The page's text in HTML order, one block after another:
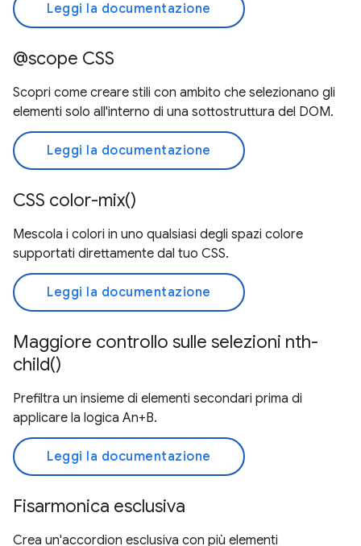
Leggi la documentazione
@scope CSS
Scopri come creare stili con ambito che selezionano gli
elementi solo all'interno di una sottostruttura del DOM.
Leggi la documentazione
CSS color-mix()
Mescola i colori in uno qualsiasi degli spazi colore
supportati direttamente dal tuo CSS.
Leggi la documentazione
Maggiore controllo sulle selezioni nth-
child()
Prefiltra un insieme di elementi secondari prima di
applicare la logica An+B.
Leggi la documentazione
Fisarmonica esclusiva
Crea un'accordion esclusiva con più elementi